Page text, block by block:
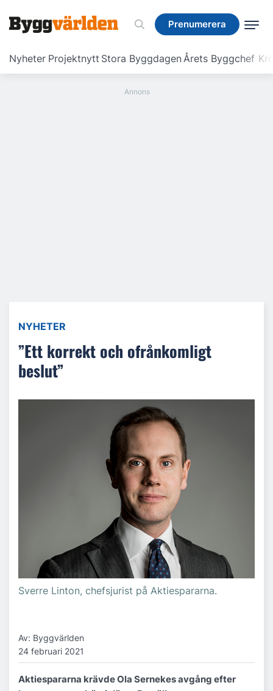
Prenumerera
Nyheter Projektnytt Stora ByggdagenÅrets Byggchef
Prenumerera
NYHETER
”Ett korrekt och ofrånkomligt
beslut”
Sverre Linton, chefsjurist på Aktiespararna.
Av: Byggvärlden
24 februari 2021
Aktiespararna krävde Ola Sernekes avgång efter